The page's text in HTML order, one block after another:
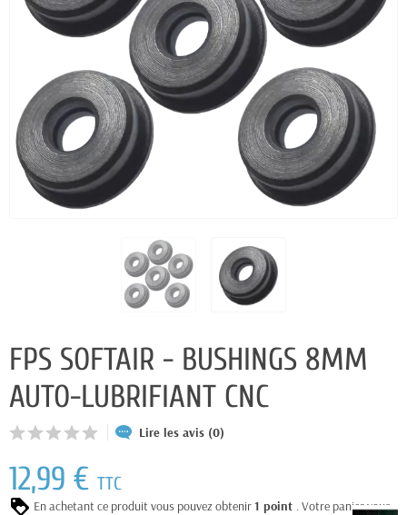
FPS SOFTAIR - BUSHINGS 8MM
AUTO-LUBRIFIANT CNC
Lire les avis (0)
12,99 € TTC
En achetant ce produit vous pouvez obtenir1 point . Votre panier vous